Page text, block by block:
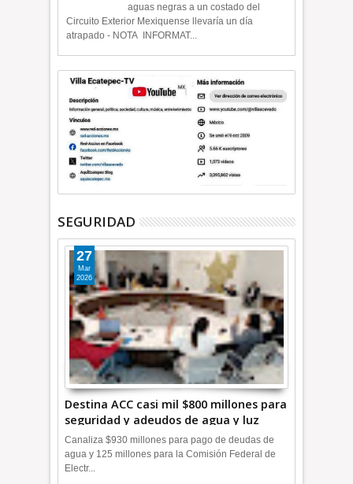
aguas negras a un costado del
Circuito Exterior Mexiquense llevaría un día
atrapado - NOTA INFORMAT...
SEGURIDAD
Destina ACC casi mil $800 millones para
seguridad y adeudos de agua y luz
+Video
27
Mar
2026
Canaliza $930 millones para pago de deudas de
agua y 125 millones para la Comisión Federal de
Electr...